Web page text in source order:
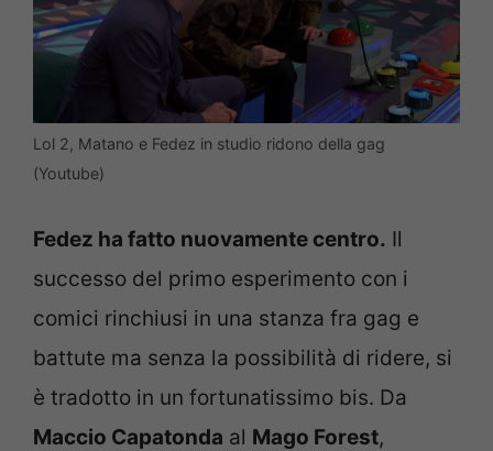
Lol 2, Matano e Fedez in studio ridono della gag
(Youtube)
Fedez ha fatto nuovamente centro. Il
successo del primo esperimento con i
comici rinchiusi in una stanza fra gag e
battute ma senza la possibilità di ridere, si
è tradotto in un fortunatissimo bis. Da
Maccio Capatonda al Mago Forest,